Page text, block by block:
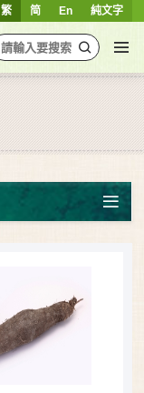
繁 简 En 純文字